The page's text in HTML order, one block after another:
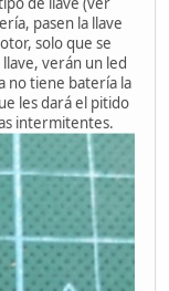
pasen la llave
solo que se
verán un led
no tiene batería la
les dará el pitido
intermitentes.